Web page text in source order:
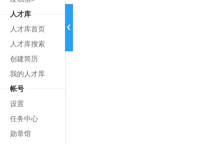
人才库
人才库首页
人才库搜索
创建简历
我的人才库
帐号
设置
任务中心
勋章馆